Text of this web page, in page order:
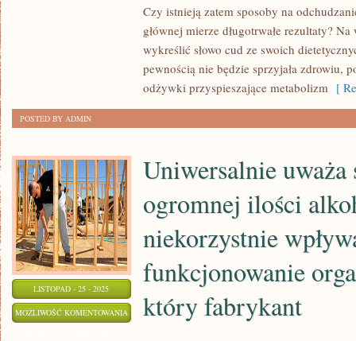
KŁOPOTLIWE.
WIELE
TRUDNIEJ
JEST
WYTRWAĆ
Czy istnieją zatem sposoby na
głównej mierze długotrwałe rezultaty?
wykreślić słowo cud ze swoich
pewnością nie będzie sprzyjała zdrowiu,
odżywki przyspieszające metabolizm [
POSTED BY ADMIN
LISTOPAD - 25 - 2025
MOŻLIWOŚĆ KOMENTOWANIA UNIWERSALNIE
Uniwersalnie uważa
ogromnej ilości
niekorzystnie
funkcjonowanie
który fabrykant